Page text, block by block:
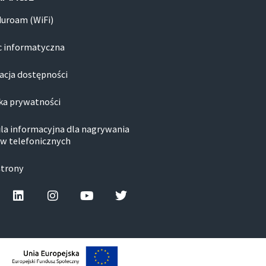
(WiFi)
informatyczna
dostępności
prywatności
informacyjna dla nagrywania
telefonicznych
f
LinkedinInstagramYoutubeTwitter